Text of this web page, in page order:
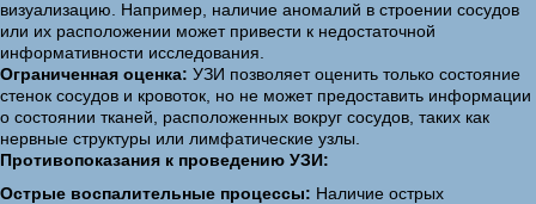
визуализацию. Например, наличие аномалий в строении сосудов
или их расположении может привести к недостаточной
информативности исследования.
Ограниченная оценка: УЗИ позволяет оценить только состояние
стенок сосудов и кровоток, но не может предоставить информации
о состоянии тканей, расположенных вокруг сосудов, таких как
нервные структуры или лимфатические узлы.
Противопоказания к проведению УЗИ:
Острые воспалительные процессы: Наличие острых